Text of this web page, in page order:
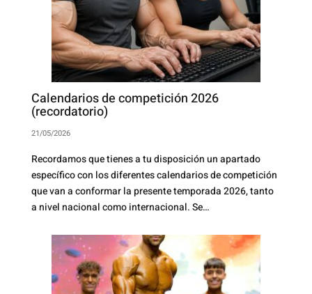
Calendarios de competición 2026
(recordatorio)
21/05/2026
Recordamos que tienes a tu disposición un apartado
específico con los diferentes calendarios de competición
que van a conformar la presente temporada 2026, tanto
a nivel nacional como internacional. Se…